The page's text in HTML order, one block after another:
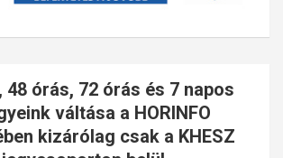
48 órás, 72 órás és 7 napos
váltása a HORINFO
kizárólag csak a KHESZ